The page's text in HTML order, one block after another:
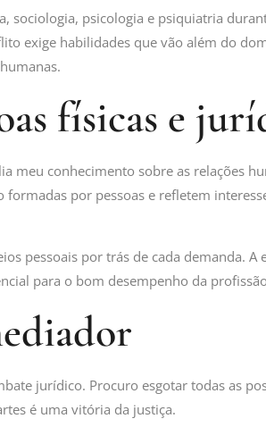
psicologia e psiquiatria
exige habilidades que vão além do
físicas e
conhecimento sobre as relações
por pessoas e refletem
pessoais por trás de cada demanda. A
para o bom desempenho da
jurídico. Procuro esgotar todas as
é uma vitória da justiça.